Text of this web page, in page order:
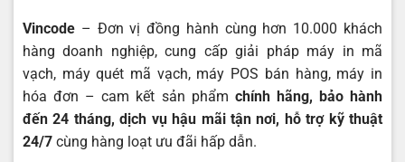
Vincode – Đơn vị đồng hành cùng hơn 10.000 khách
hàng doanh nghiệp, cung cấp giải pháp máy in mã
vạch, máy quét mã vạch, máy POS bán hàng, máy in
hóa đơn – cam kết sản phẩm chính hãng, bảo hành
đến 24 tháng, dịch vụ hậu mãi tận nơi, hỗ trợ kỹ thuật
24/7 cùng hàng loạt ưu đãi hấp dẫn.